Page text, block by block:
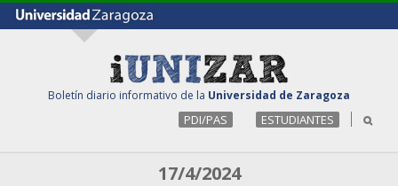
Boletín diario informativo de la Universidad de Zaragoza
PDI/PAS ESTUDIANTES
17/4/2024